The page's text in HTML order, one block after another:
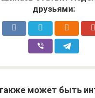
друзьями:
может быть